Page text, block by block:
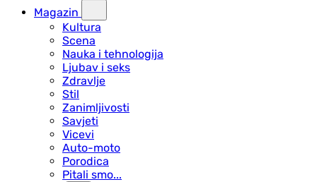
Magazin
Kultura
Scena
Nauka i tehnologija
Ljubav i seks
Zdravlje
Stil
Zanimljivosti
Savjeti
Vicevi
Auto-moto
Porodica
Pitali smo...